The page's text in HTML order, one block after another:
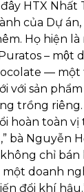
HTX
của Dự
Họ hiện là
– một
—
với sản
trồng
hoàn toàn
bà Nguyễn
không chỉ
doanh
đổi khí